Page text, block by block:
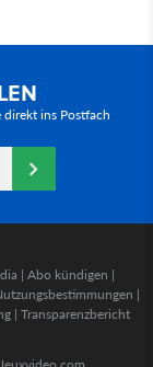
ins Postfach
| Abo kündigen |
|
| Transparenzbericht